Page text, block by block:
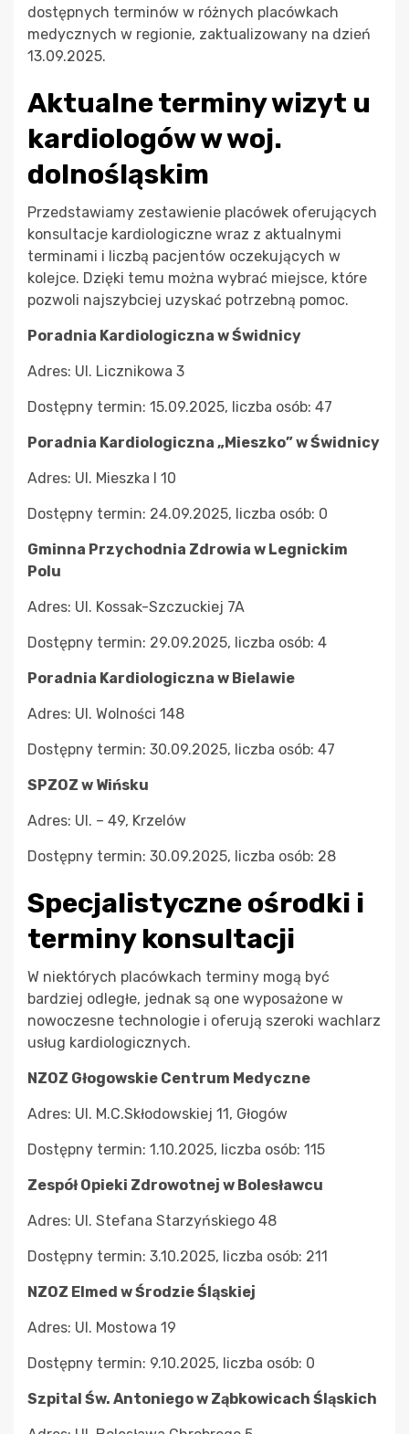
dostępnych terminów w różnych placówkach
medycznych w regionie, zaktualizowany na dzień
13.09.2025.
Aktualne terminy wizyt u
kardiologów w woj.
dolnośląskim
Przedstawiamy zestawienie placówek oferujących
konsultacje kardiologiczne wraz z aktualnymi
terminami i liczbą pacjentów oczekujących w
kolejce. Dzięki temu można wybrać miejsce, które
pozwoli najszybciej uzyskać potrzebną pomoc.
Poradnia Kardiologiczna w Świdnicy
Adres: Ul. Licznikowa 3
Dostępny termin: 15.09.2025, liczba osób: 47
Poradnia Kardiologiczna „Mieszko” w Świdnicy
Adres: Ul. Mieszka I 10
Dostępny termin: 24.09.2025, liczba osób: 0
Gminna Przychodnia Zdrowia w Legnickim
Polu
Adres: Ul. Kossak-Szczuckiej 7A
Dostępny termin: 29.09.2025, liczba osób: 4
Poradnia Kardiologiczna w Bielawie
Adres: Ul. Wolności 148
Dostępny termin: 30.09.2025, liczba osób: 47
SPZOZ w Wińsku
Adres: Ul. – 49, Krzelów
Dostępny termin: 30.09.2025, liczba osób: 28
Specjalistyczne ośrodki i
terminy konsultacji
W niektórych placówkach terminy mogą być
bardziej odległe, jednak są one wyposażone w
nowoczesne technologie i oferują szeroki wachlarz
usług kardiologicznych.
NZOZ Głogowskie Centrum Medyczne
Adres: Ul. M.C.Skłodowskiej 11, Głogów
Dostępny termin: 1.10.2025, liczba osób: 115
Zespół Opieki Zdrowotnej w Bolesławcu
Adres: Ul. Stefana Starzyńskiego 48
Dostępny termin: 3.10.2025, liczba osób: 211
NZOZ Elmed w Środzie Śląskiej
Adres: Ul. Mostowa 19
Dostępny termin: 9.10.2025, liczba osób: 0
Szpital Św. Antoniego w Ząbkowicach Śląskich